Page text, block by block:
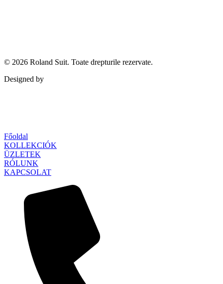
© 2026 Roland Suit. Toate drepturile rezervate.
Designed by
Főoldal
KOLLEKCIÓK
ÜZLETEK
RÓLUNK
KAPCSOLAT